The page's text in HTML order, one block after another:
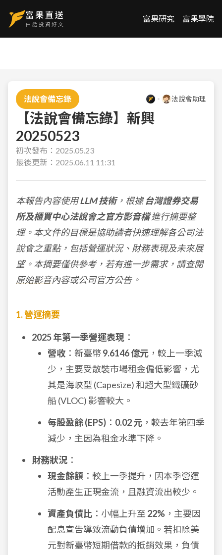
富果研究 富果學院
法說會備忘錄 法說會助理
【法說會備忘錄】新興
20250523
初次發布： 2025.05.23
最後更新： 2025.06.11 11:31
本報告內容使用LLM 技術，根據台灣證券交易
所及櫃買中心法說會之官方影音檔進行摘要整
理。本文件的目標是協助讀者快速理解各公司法
說會之重點，包括營運狀況、財務表現及未來展
望。本摘要僅供參考，若有進一步需求，請查閱
原始影音內容或公司官方公告。
1. 營運摘要
2025 年第一季營運表現 ：
營收 ：新臺幣9.6146 億元 ，較上一季減
少，主要受散裝市場租金偏低影響，尤
其是海峽型 (Capesize) 和超大型鐵礦砂
船 (VLOC) 影響較大。
每股盈餘 (EPS) ： 0.02 元 ，較去年第四季
減少，主因為租金水準下降。
財務狀況 ：
現金餘額 ：較上一季提升，因本季營運
活動產生正現金流，且融資流出較少。
資產負債比 ：小幅上升至 22% ，主要因
配息宣告導致流動負債增加。若扣除美
元對新臺幣短期借款的抵銷效果，負債